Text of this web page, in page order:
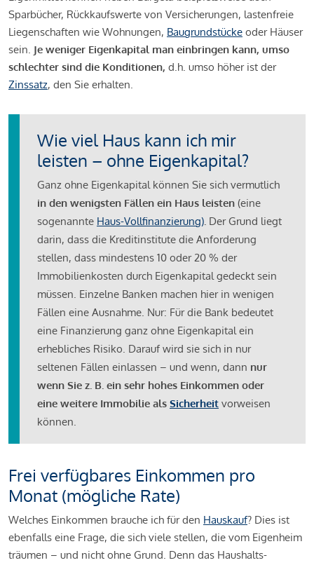
Sparbücher, Rückkaufswerte von Versicherungen, lastenfreie
Liegenschaften wie Wohnungen, Baugrundstücke oder Häuser
sein. Je weniger Eigenkapital man einbringen kann, umso
schlechter sind die Konditionen, d.h. umso höher ist der
Zinssatz, den Sie erhalten.
Wie viel Haus kann ich mir
leisten – ohne Eigenkapital?
Ganz ohne Eigenkapital können Sie sich vermutlich
in den wenigsten Fällen ein Haus leisten (eine
sogenannte Haus-Vollfinanzierung). Der Grund liegt
darin, dass die Kreditinstitute die Anforderung
stellen, dass mindestens 10 oder 20 % der
Immobilienkosten durch Eigenkapital gedeckt sein
müssen. Einzelne Banken machen hier in wenigen
Fällen eine Ausnahme. Nur: Für die Bank bedeutet
eine Finanzierung ganz ohne Eigenkapital ein
erhebliches Risiko. Darauf wird sie sich in nur
seltenen Fällen einlassen – und wenn, dann nur
wenn Sie z. B. ein sehr hohes Einkommen oder
eine weitere Immobilie als Sicherheit vorweisen
können.
Frei verfügbares Einkommen pro
Monat (mögliche Rate)
Welches Einkommen brauche ich für den Hauskauf? Dies ist
ebenfalls eine Frage, die sich viele stellen, die vom Eigenheim
träumen – und nicht ohne Grund. Denn das Haushalts-